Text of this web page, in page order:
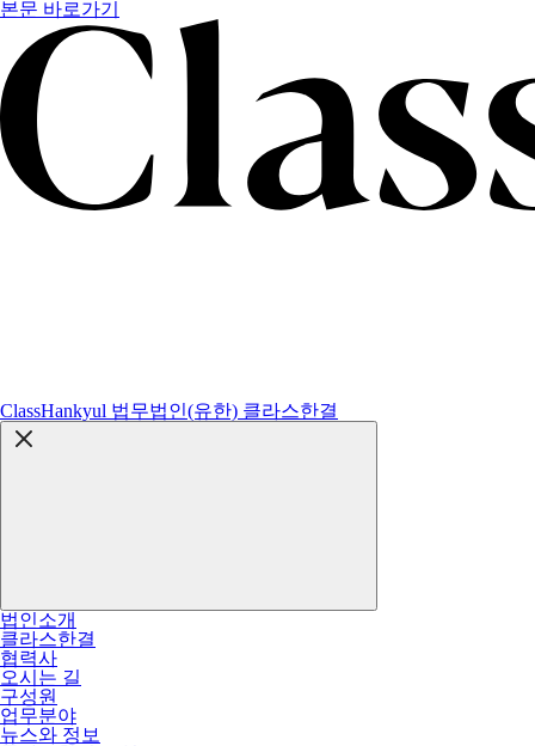
본문 바로가기
ClassHankyul 법무법인(유한) 클라스한결
법인소개
클라스한결
협력사
오시는 길
구성원
업무분야
뉴스와 정보